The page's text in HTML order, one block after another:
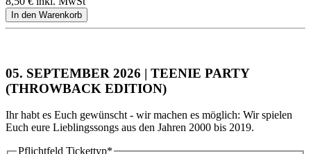
05. SEPTEMBER 2026 | TEENIE PARTY
(THROWBACK EDITION)
Ihr habt es Euch gewünscht - wir machen es möglich: Wir spielen
Euch eure Lieblingssongs aus den Jahren 2000 bis 2019.
Pflichtfeld Tickettyp*